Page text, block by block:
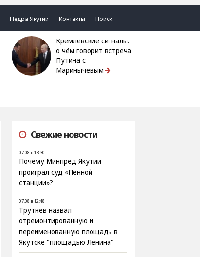
Недра Якутии Контакты Поиск
Кремлёвские сигналы:
о чём говорит встреча
Путина с
Маринычевым
Свежие новости
07.08 в 13:30
Почему Минпред Якутии
проиграл суд «Пенной
станции»?
07.08 в 12:48
Трутнев назвал
отремонтированную и
переименованную площадь в
Якутске "площадью Ленина"